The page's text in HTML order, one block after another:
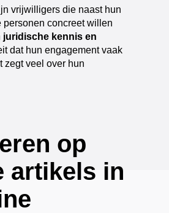
vrijwilligers die naast hun
personen concreet willen
juridische kennis en
dat hun engagement vaak
zegt veel over hun
op
artikels in